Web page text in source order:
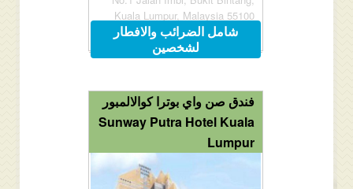
Kuala Lumpur, Malaysia 55100
شامل الضرائب والافطار
لشخصين
فندق صن واي بوترا كوالالمبور
Sunway Putra Hotel Kuala
Lumpur